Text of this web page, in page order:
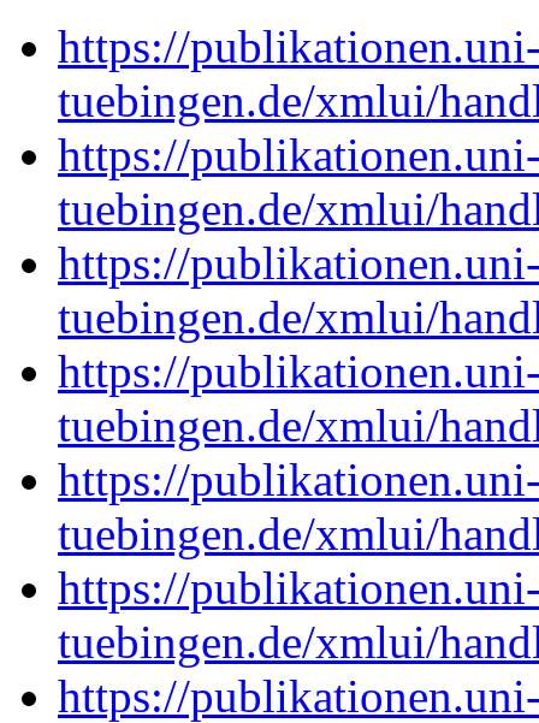
https://
tuebingen.de/xmlui/
https://
tuebingen.de/xmlui/
https://
tuebingen.de/xmlui/
https://
tuebingen.de/xmlui/
https://
tuebingen.de/xmlui/
https://
tuebingen.de/xmlui/
https://